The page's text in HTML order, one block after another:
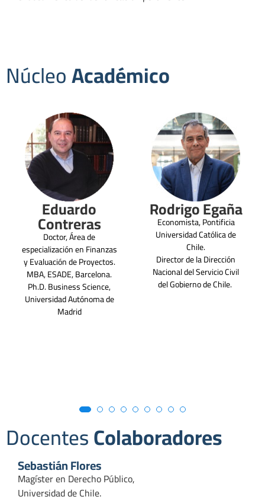
NúcleoAcadémico
Eduardo
Contreras
Doctor, Área de
especialización en Finanzas
y Evaluación de Proyectos.
MBA, ESADE, Barcelona.
Ph.D. Business Science,
Universidad Autónoma de
Madrid
Rodrigo Egaña
Economista, Pontificia
Universidad Católica de
Chile.
Director de la Dirección
Nacional del Servicio Civil
del Gobierno de Chile.
DocentesColaboradores
Sebastián Flores
Magíster en Derecho Público,
Universidad de Chile.